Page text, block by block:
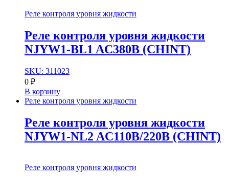
Реле контроля уровня жидкости
Реле контроля уровня жидкости
NJYW1-BL1 AC380В (CHINT)
SKU: 311023
0 ₽
В корзину
Реле контроля уровня жидкости
Реле контроля уровня жидкости
NJYW1-NL2 AC110В/220В (CHINT)
Реле контроля уровня жидкости